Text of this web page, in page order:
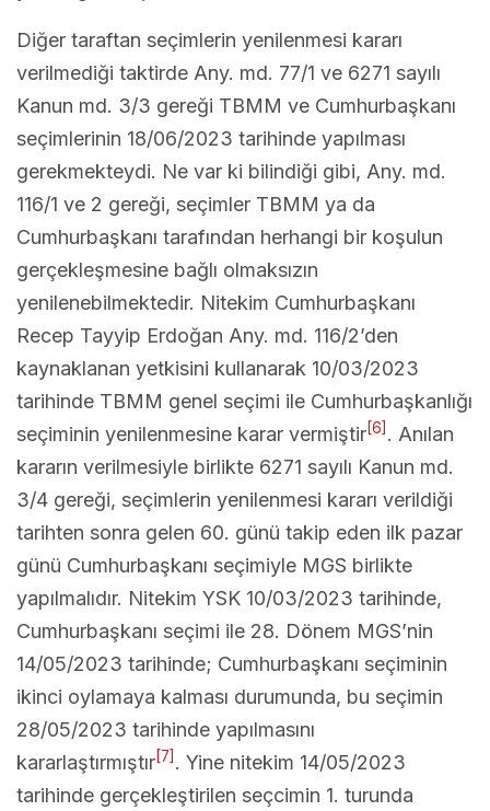
Diğer taraftan seçimlerin yenilenmesi kararı
verilmediği taktirde Any. md. 77/1 ve 6271 sayılı
Kanun md. 3/3 gereği TBMM ve Cumhurbaşkanı
seçimlerinin 18/06/2023 tarihinde yapılması
gerekmekteydi. Ne var ki bilindiği gibi, Any. md.
116/1 ve 2 gereği, seçimler TBMM ya da
Cumhurbaşkanı tarafından herhangi bir koşulun
gerçekleşmesine bağlı olmaksızın
yenilenebilmektedir. Nitekim Cumhurbaşkanı
Recep Tayyip Erdoğan Any. md. 116/2’den
kaynaklanan yetkisini kullanarak 10/03/2023
tarihinde TBMM genel seçimi ile Cumhurbaşkanlığı
seçiminin yenilenmesine karar vermiştir[6] . Anılan
kararın verilmesiyle birlikte 6271 sayılı Kanun md.
3/4 gereği, seçimlerin yenilenmesi kararı verildiği
tarihten sonra gelen 60. günü takip eden ilk pazar
günü Cumhurbaşkanı seçimiyle MGS birlikte
yapılmalıdır. Nitekim YSK 10/03/2023 tarihinde,
Cumhurbaşkanı seçimi ile 28. Dönem MGS’nin
14/05/2023 tarihinde; Cumhurbaşkanı seçiminin
ikinci oylamaya kalması durumunda, bu seçimin
28/05/2023 tarihinde yapılmasını
kararlaştırmıştır[7] . Yine nitekim 14/05/2023
tarihinde gerçekleştirilen seçcimin 1. turunda